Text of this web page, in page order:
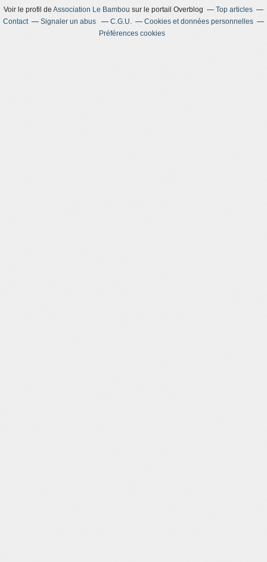
Voir le profil de Association Le Bambou sur le portail Overblog
Top articles
Contact
Signaler un abus C.G.U.
Cookies et données personnelles
Préférences cookies